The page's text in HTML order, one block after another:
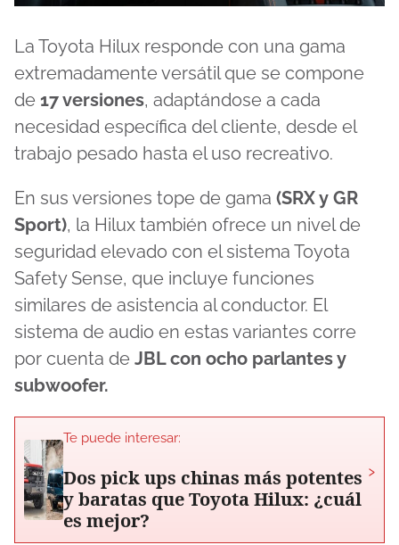
La Toyota Hilux responde con una gama
extremadamente versátil que se compone
de 17 versiones, adaptándose a cada
necesidad específica del cliente, desde el
trabajo pesado hasta el uso recreativo.
En sus versiones tope de gama (SRX y GR
Sport), la Hilux también ofrece un nivel de
seguridad elevado con el sistema Toyota
Safety Sense, que incluye funciones
similares de asistencia al conductor. El
sistema de audio en estas variantes corre
por cuenta de JBL con ocho parlantes y
subwoofer.
Te puede interesar:
Dos pick ups chinas más potentes
y baratas que Toyota Hilux: ¿cuál
es mejor?
›